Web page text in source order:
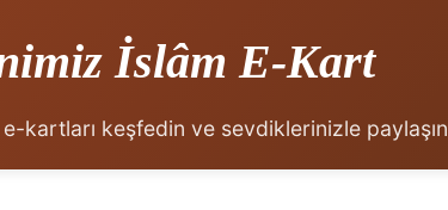
İslâm E-Kart
kartları keşfedin ve sevdiklerinizle paylaşın